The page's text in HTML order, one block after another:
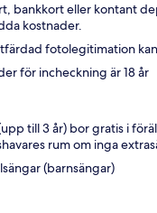
bankkort eller kontant
kostnader.
fotolegitimation
för incheckning är 18 år
till 3 år) bor gratis i
rum om inga
(barnsängar)